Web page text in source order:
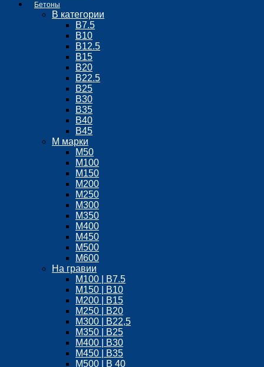
Бетоны
В категории
В7.5
В10
В12.5
B15
В20
В22.5
В25
В30
В35
В40
В45
М марки
М50
М100
М150
М200
М250
М300
М350
М400
М450
М500
М600
На гравии
М100 | B7.5
М150 | B10
М200 | B15
М250 | B20
М300 | B22,5
М350 | B25
M400 | В30
М450 | B35
M500 | B 40